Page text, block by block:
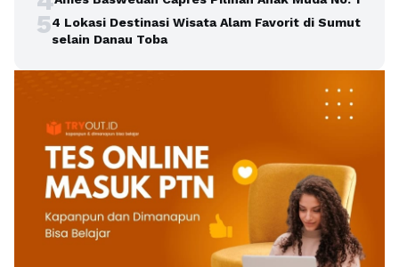
54 Lokasi Destinasi Wisata Alam Favorit di Sumut
selain Danau Toba